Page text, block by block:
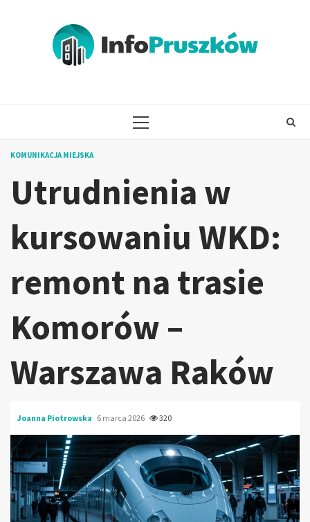
PRIMARY
KOMUNIKACJA MIEJSKA
Utrudnienia w
kursowaniu WKD:
remont na trasie
Komorów –
Warszawa Raków
Joanna Piotrowska 6 marca 2026 320